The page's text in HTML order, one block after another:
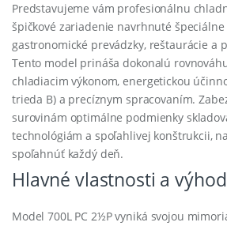
Predstavujeme vám profesionálnu
špičkové zariadenie navrhnuté
gastronomické prevádzky, reštaurácie a
Tento model prináša dokonalú
chladiacim výkonom, energetickou
trieda B) a precíznym spracovaním.
surovinám optimálne podmienky
technológiám a spoľahlivej konštrukcii,
spoľahnúť každý deň.
Hlavné vlastnosti a
Model 700L PC 2½P vyniká svojou